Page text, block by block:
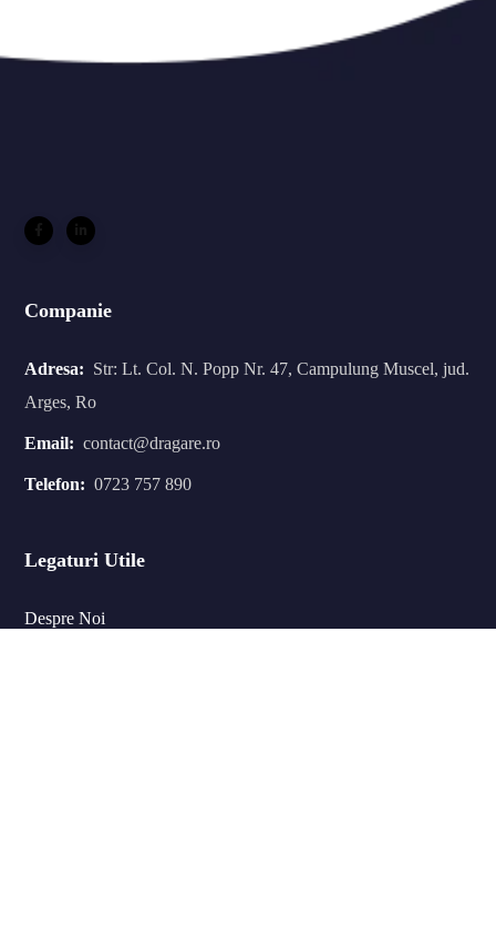
Companie
Adresa: Str: Lt. Col. N. Popp Nr. 47, Campulung Muscel, jud.
Arges, Ro
Email: contact@dragare.ro
Telefon: 0723 757 890
Legaturi Utile
Despre Noi